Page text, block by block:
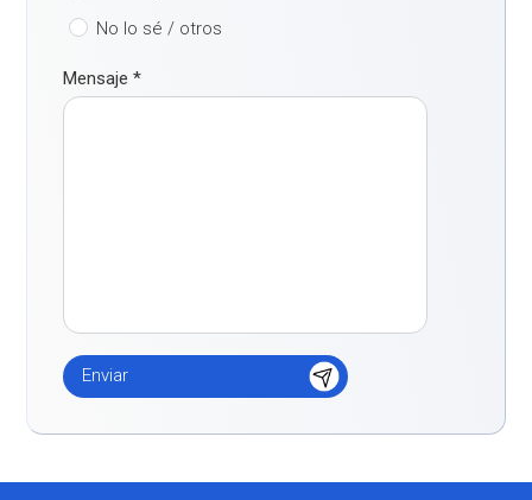
No lo sé / otros
Mensaje*